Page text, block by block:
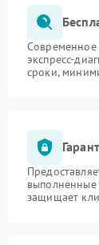
Современное
экспресс-
сроки,
выполненные
защищает